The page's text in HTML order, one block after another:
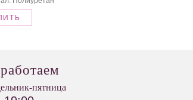
пятница